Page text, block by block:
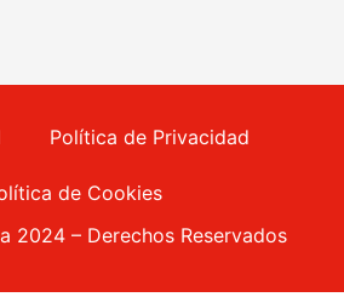
Política de Privacidad
de Cookies
2024 – Derechos Reservados